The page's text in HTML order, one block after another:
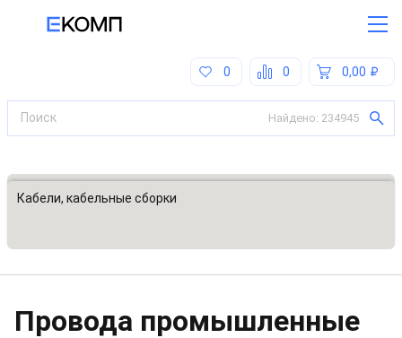
0,00
0
0
Найдено: 234945
Все категории
Кабели, кабельные сборки
Провода промышленные